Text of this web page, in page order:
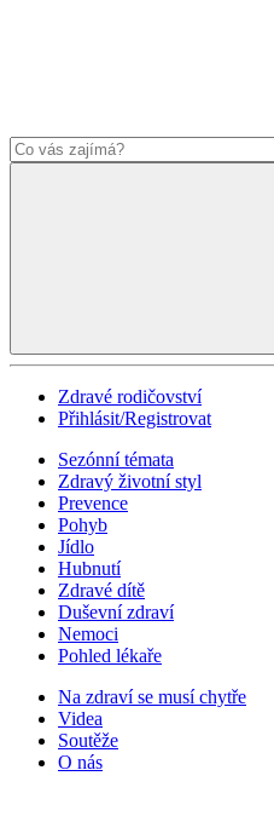
Zdravé rodičovství
Přihlásit/Registrovat
Sezónní témata
Zdravý životní styl
Prevence
Pohyb
Jídlo
Hubnutí
Zdravé dítě
Duševní zdraví
Nemoci
Pohled lékaře
Na zdraví se musí chytře
Videa
Soutěže
O nás